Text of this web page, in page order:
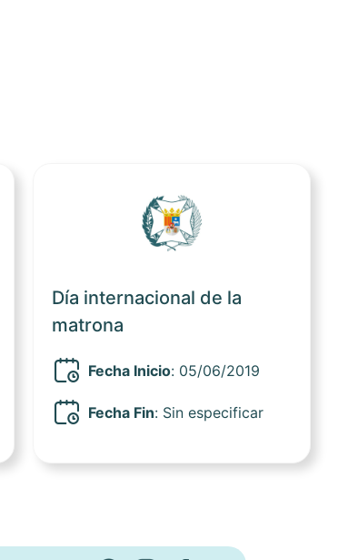
Día internacional de la
matrona
Fecha Inicio: 05/06/2019
Fecha Fin: Sin especificar